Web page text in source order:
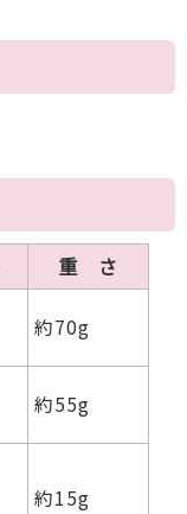
重 さ
約70g
約55g
約15g